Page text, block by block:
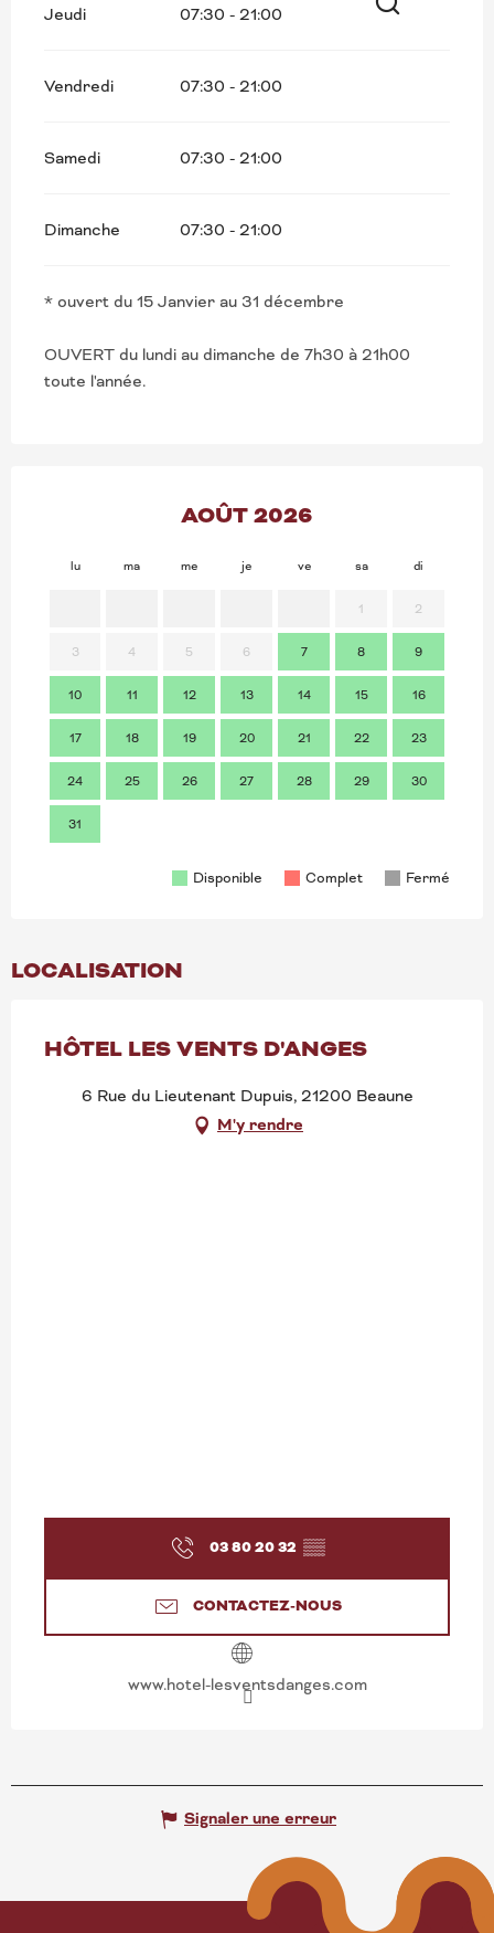
Jeudi 07:30 - 21:00
Vendredi 07:30 - 21:00
Samedi 07:30 - 21:00
Dimanche 07:30 - 21:00
* ouvert du 15 Janvier au 31 décembre
OUVERT du lundi au dimanche de 7h30 à 21h00
toute l'année.
AOÛT 2026
lu ma me je ve sa di
1 2
3 4 5 6 7 8 9
10 11 12 13 14 15 16
17 18 19 20 21 22 23
24 25 26 27 28 29 30
31
Disponible Complet Fermé
LOCALISATION
HÔTEL LES VENTS D'ANGES
6 Rue du Lieutenant Dupuis, 21200 Beaune
M'y rendre
03 80 20 32 ▒▒
CONTACTEZ-NOUS
www.hotel-lesventsdanges.com
Signaler une erreur